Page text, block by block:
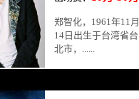
郑智化，1961年11月
14日出生于台湾省台
北市，......